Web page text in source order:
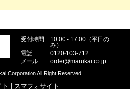
受付時間
10:00 - 17:00（平日の
み）
電話
0120-103-712
メール
order@marukai.co.jp
Corporation All Right Reserved.
ト | スマフォサイト